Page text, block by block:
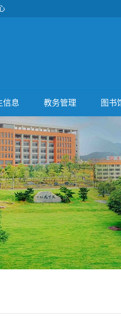
信息 教务管理 图书